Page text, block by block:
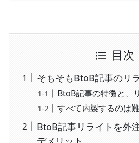
目次
そもそもBtoB記事のリ
BtoB記事の特徴と、
すべて内製するのは
BtoB記事リライトを外